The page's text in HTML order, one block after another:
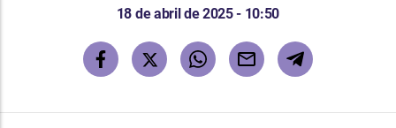
18 de abril de 2025 - 10:50